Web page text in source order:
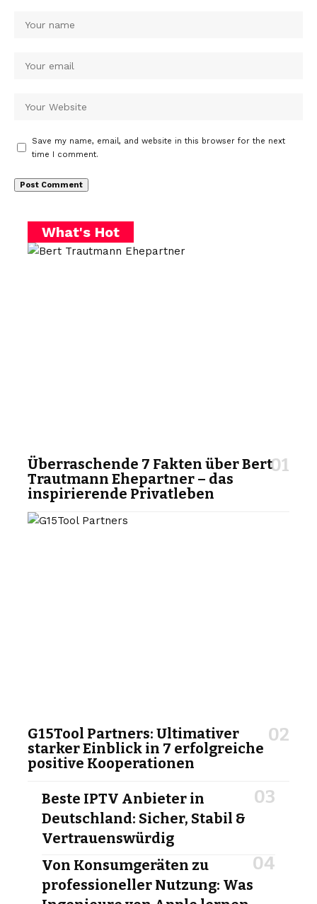
Save my name, email, and website in this browser for the next
time I comment.
What's Hot
Überraschende 7 Fakten über Bert
Trautmann Ehepartner – das
inspirierende Privatleben
G15Tool Partners: Ultimativer
starker Einblick in 7 erfolgreiche
positive Kooperationen
Beste IPTV Anbieter in
Deutschland: Sicher, Stabil &
Vertrauenswürdig
Von Konsumgeräten zu
professioneller Nutzung: Was